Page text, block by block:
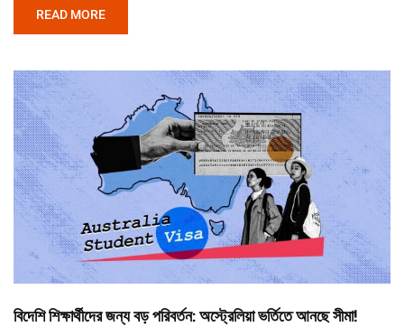
READ MORE
বিদেশি শিক্ষার্থীদের জন্য বড় পরিবর্তন: অস্ট্রেলিয়া ভর্তিতে আনছে সীমা!